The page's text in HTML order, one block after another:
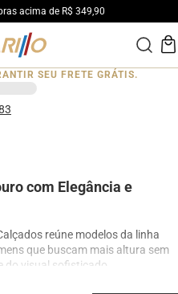
acima de R$ 349,90
SEU FRETE GRÁTIS.
com Elegância e
reúne modelos da linha
que buscam mais altura sem
do visual sofisticado.
de até 7 cm, proporcionando